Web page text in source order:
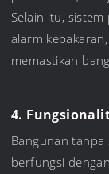
Selain itu,
alarm
memastikan
4.
Bangunan tanpa
berfungsi